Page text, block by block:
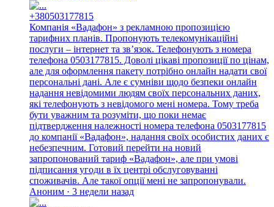
+380503177815
Компанія «Вадафон» з рекламною пропозицією
тарифних планів. Пропонують телекомунікаційні
послуги – інтернет та зв’язок. Телефонують з номера
телефона 0503177815. Доволі цікаві пропозиції по цінам,
але для оформлення пакету потрібно онлайн надати свої
персональні дані. Але є сумніви щодо безпеки онлайн
надання невідомими людям своїх персональних даних,
які телефонують з невідомого мені номера. Тому треба
бути уважним та розуміти, що поки немає
підтвердження належності номера телефона 0503177815
до компанії «Вадафон», надання своїх особистих даних є
небезпечним. Готовий перейти на новий
запропонований тариф «Вадафон», але при умові
підписання угоди в їх центрі обслуговуванні
споживачів. Але такої опції мені не запропонували.
Аноним · 3 недели назад